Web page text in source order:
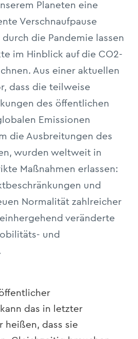
Planeten eine
Verschnaufpause
die Pandemie lassen
im Hinblick auf die CO2-
Aus einer aktuellen
dass die teilweise
des öffentlichen
Emissionen
die Ausbreitungen des
wurden weltweit in
Maßnahmen erlassen:
und
Normalität zahlreicher
veränderte
und
kann das in letzter
heißen, dass sie